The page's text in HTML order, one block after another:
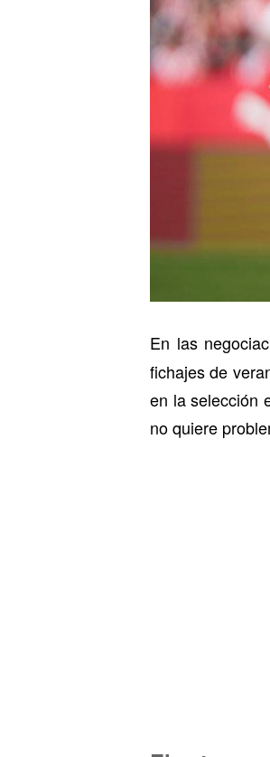
En las
fichajes de
en la selección
no quiere